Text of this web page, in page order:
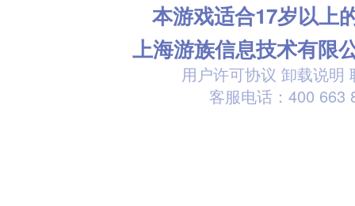
本游戏适合17岁以上
上海游族信息技术有限
用户许可协议 卸载说明
客服电话：400 663